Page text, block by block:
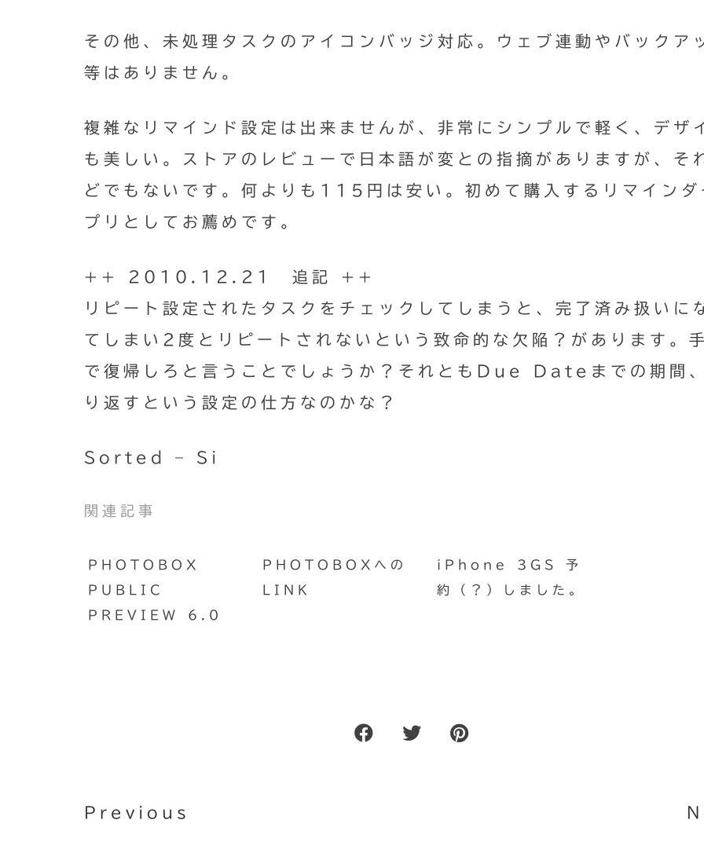
その他、未処理タスクのアイコンバッジ対応。ウェブ連動やバックア
等はありません。
複雑なリマインド設定は出来ませんが、非常にシンプルで軽く、デザ
も美しい。ストアのレビューで日本語が変との指摘がありますが、そ
どでもないです。何よりも115円は安い。初めて購入するリマインダ
プリとしてお薦めです。
++ 2010.12.21 追記 ++
リピート設定されたタスクをチェックしてしまうと、完了済み扱いに
てしまい2度とリピートされないという致命的な欠陥？があります。
で復帰しろと言うことでしょうか？それともDue Dateまでの期間
り返すという設定の仕方なのかな？
Sorted – Si
関連記事
PHOTOBOX
PUBLIC
PREVIEW 6.0
PHOTOBOXへの
LINK
iPhone 3GS 予
約（？）しました。
Previous
模様がグニョグニョなる